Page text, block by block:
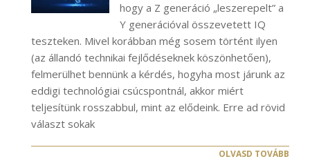
hogy a Z generáció „leszerepelt” a
Y generációval összevetett IQ
teszteken. Mivel korábban még sosem történt ilyen
(az állandó technikai fejlődéseknek köszönhetően),
felmerülhet bennünk a kérdés, hogyha most járunk az
eddigi technológiai csúcspontnál, akkor miért
teljesítünk rosszabbul, mint az elődeink. Erre ad rövid
választ sokak
OLVASD TOVÁBB